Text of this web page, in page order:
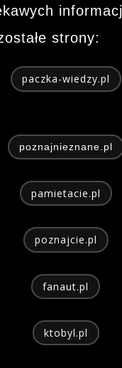
strony:
paczka-wiedzy.pl
poznajnieznane.pl
pamietacie.pl
poznajcie.pl
fanaut.pl
ktobyl.pl